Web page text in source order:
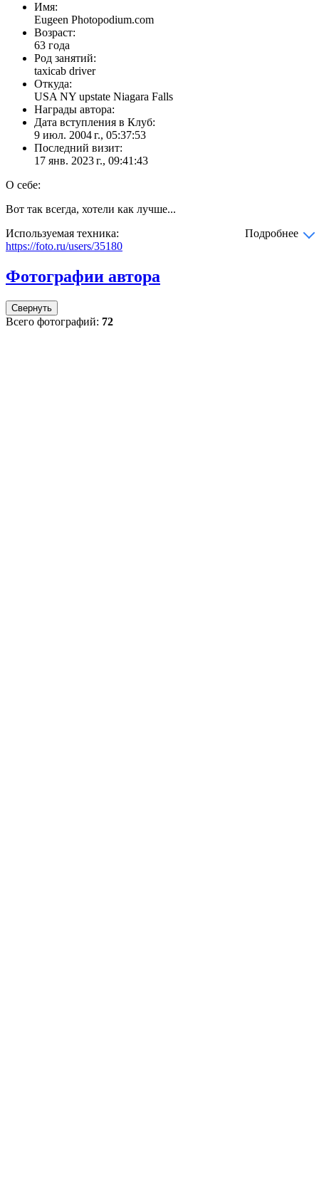
Имя:
Eugeen Photopodium.com
Возраст:
63 года
Род занятий:
taxicab driver
Откуда:
USA NY upstate Niagara Falls
Награды автора:
Дата вступления в Клуб:
9 июл. 2004 г., 05:37:53
Последний визит:
17 янв. 2023 г., 09:41:43
О себе:
Вот так всегда, хотели как лучше...
Используемая техника:
Подробнее
https://foto.ru/users/35180
Фотографии автора
Свернуть
Всего фотографий: 72